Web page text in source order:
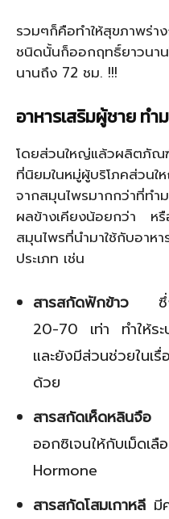
รวมๆก็คือทำให้สุขภาพร่า
ชนิดนั้นก็ออกฤทธิ์ยาวน
นานถึง 72 ชม. !!!
อาหารเสริมผู้ชาย ทำ
โดยส่วนใหญ่แล้วผลิตภัณ
ที่นิยมในหมู่ผู้บริโภคส่วน
จากสมุนไพรมากกว่าที่ทำ
ผลข้างเคียงน้อยกว่า ห
สมุนไพรที่นำมาใช้กับอาห
ประเภท เช่น
สารสกัดฟักข้าว ซึ่ง
20-70 เท่า ทำให้ระ
และยังมีส่วนช่วยในเ
ด้วย
สารสกัดเห็ดหลินจือ
ออกซิเจนให้กับเม็
Hormone
สารสกัดโสมเกาหลี มี